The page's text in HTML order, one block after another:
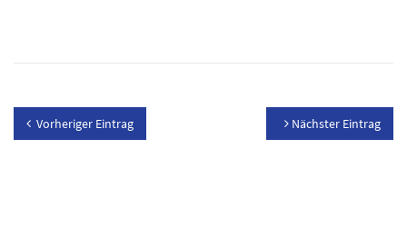
Vorheriger Eintrag Nächster Eintrag